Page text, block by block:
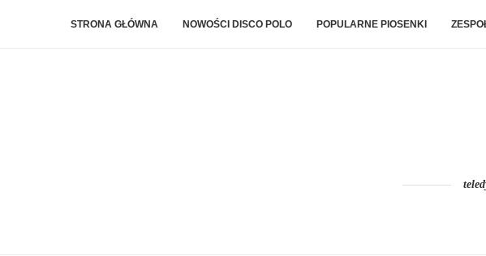
STRONA GŁÓWNA NOWOŚCI DISCO POLO POPULARNE PIOSENKI